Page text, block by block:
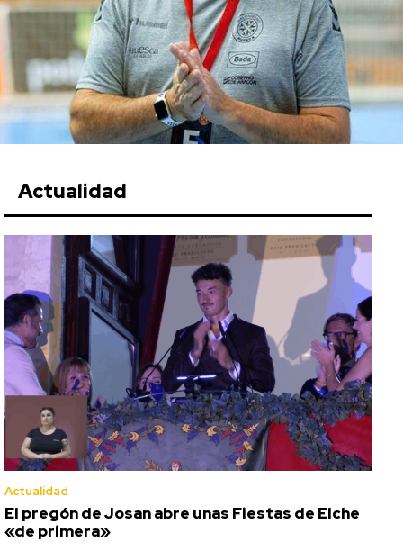
Actualidad
Actualidad
El pregón de Josan abre unas Fiestas de Elche
«de primera»